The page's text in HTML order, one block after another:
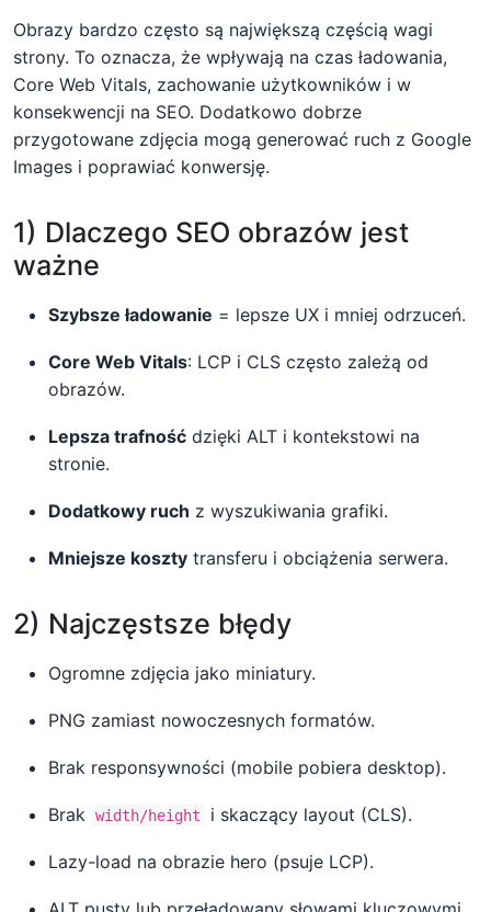
Obrazy bardzo często są największą częścią wagi
strony. To oznacza, że wpływają na czas ładowania,
Core Web Vitals, zachowanie użytkowników i w
konsekwencji na SEO. Dodatkowo dobrze
przygotowane zdjęcia mogą generować ruch z Google
Images i poprawiać konwersję.
1) Dlaczego SEO obrazów jest
ważne
Szybsze ładowanie = lepsze UX i mniej odrzuceń.
Core Web Vitals: LCP i CLS często zależą od
obrazów.
Lepsza trafność dzięki ALT i kontekstowi na
stronie.
Dodatkowy ruch z wyszukiwania grafiki.
Mniejsze koszty transferu i obciążenia serwera.
2) Najczęstsze błędy
Ogromne zdjęcia jako miniatury.
PNG zamiast nowoczesnych formatów.
Brak responsywności (mobile pobiera desktop).
Brak width/height i skaczący layout (CLS).
Lazy-load na obrazie hero (psuje LCP).